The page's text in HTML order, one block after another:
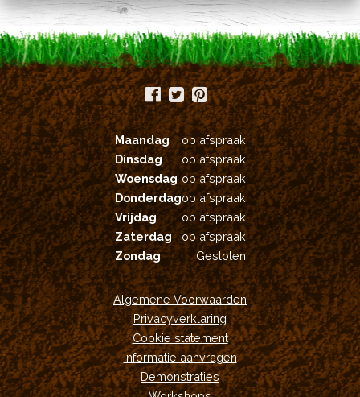
op
productpagina
Maandag
op afspraak
Dinsdag
op afspraak
Woensdag op afspraak
Donderdagop afspraak
Vrijdag
op afspraak
Zaterdag
op afspraak
Zondag
Gesloten
Algemene Voorwaarden
Privacyverklaring
Cookie statement
Informatie aanvragen
Demonstraties